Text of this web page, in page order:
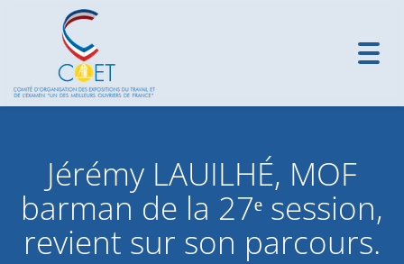
Jérémy LAUILHÉ, MOF
barman de la 27ᵉ session,
revient sur son parcours.